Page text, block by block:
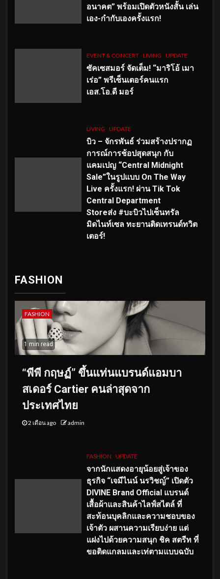
อนาคต” พร้อมเปิดตัวหนังสั้น เล่น
เอง-กำกับเองครั้งแรก!
EVENT & CONCERT LIVING UPDATE
ซัคเซสมอร์ จัดเต็ม! “มาริโอ้ เมา
เร่อ” พรีเซ็นเตอร์คนแรก
เอส.โอ.ดี มอร์
LIVING UPDATE
บิว – จักรพันธ์ ร่วมสร้างปรากฏ
การณ์การช้อปสุดสนุก กับ
แคมเปญ “Central Midnight
Sale”ในรูปแบบ On The Way
Live ครั้งแรก! ผ่าน Tik Tok
Central Department
Storeส่ง #บะบิวไปเซ็นทรัล
มิดไนท์เซล ทะยานติดเทรนด์ทวิต
เตอร์!
FASHION
FASHION
1 min read
“พีพี กฤษฏ์” ขึ้นแท่นแบรนด์แอมบา
สเดอร์ Cartier คนล่าสุดจาก
ประเทศไทย
2 เดือน ago admin
FASHION UPDATE
จากนักแสดงอายุน้อยสู่เจ้าของ
ธุรกิจ “เจมีไนน์ นรวิชญ์” เปิดตัว
DIVINE Brand Official แบรนด์
เสื้อผ้าและสินค้าไลฟ์สไตล์ ที่
สะท้อนบุคลิกและความชอบของ
เจ้าตัว ผสานความเรียบง่าย แต่
แฝงไปด้วยความสนุก ชิค สตรีท ที่
ขอติดแกลมและเท่ตามแบบฉบับ